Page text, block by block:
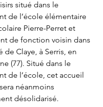
situé dans le
de l’école élémentaire
Pierre-Perret et
de fonction voisin dans
de Claye, à Serris, en
(77). Situé dans le
de l’école, cet accueil
néanmoins
désolidarisé.